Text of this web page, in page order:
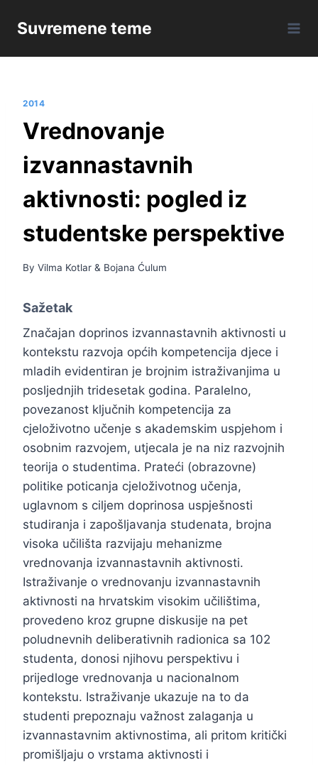
Suvremene teme
2014
Vrednovanje
izvannastavnih
aktivnosti: pogled iz
studentske perspektive
By Vilma Kotlar & Bojana Ćulum
Sažetak
Značajan doprinos izvannastavnih aktivnosti u
kontekstu razvoja općih kompetencija djece i
mladih evidentiran je brojnim istraživanjima u
posljednjih tridesetak godina. Paralelno,
povezanost ključnih kompetencija za
cjeloživotno učenje s akademskim uspjehom i
osobnim razvojem, utjecala je na niz razvojnih
teorija o studentima. Prateći (obrazovne)
politike poticanja cjeloživotnog učenja,
uglavnom s ciljem doprinosa uspješnosti
studiranja i zapošljavanja studenata, brojna
visoka učilišta razvijaju mehanizme
vrednovanja izvannastavnih aktivnosti.
Istraživanje o vrednovanju izvannastavnih
aktivnosti na hrvatskim visokim učilištima,
provedeno kroz grupne diskusije na pet
poludnevnih deliberativnih radionica sa 102
studenta, donosi njihovu perspektivu i
prijedloge vrednovanja u nacionalnom
kontekstu. Istraživanje ukazuje na to da
studenti prepoznaju važnost zalaganja u
izvannastavnim aktivnostima, ali pritom kritički
promišljaju o vrstama aktivnosti i